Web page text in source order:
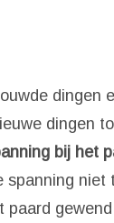
dingen
dingen
bij het